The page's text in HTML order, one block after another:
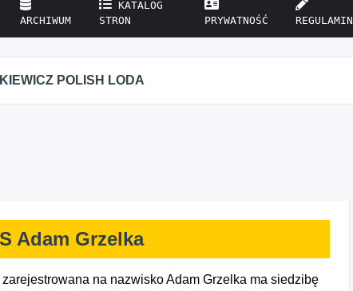
ARCHIWUM
KATALOG
STRON
PRYWATNOŚĆ REGULAMIN
POLISH LODA
Adam Grzelka
na nazwisko Adam Grzelka ma siedzibę